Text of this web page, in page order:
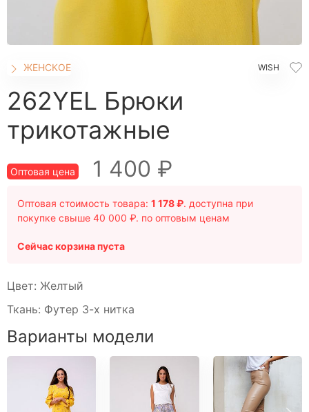
Бомберы
Жакеты
Комбинезоны
Джоггеры трикотажные
Костюмы домашние
Лонгсливы
Платье домашнее
Свитшоты
Туники домашние
Брюки
Водолазки
Джемперы
Майки
Платья
262YEL Брюки
трикотажные
WISH
ЖЕНСКОЕ
Оптовая цена 1 400 ₽
Оптовая стоимость товара: 1 178 ₽. доступна при
покупке свыше 40 000 ₽. по оптовым ценам
Сейчас корзина пуста
Цвет: Желтый
Ткань: Футер 3-х нитка
Варианты модели